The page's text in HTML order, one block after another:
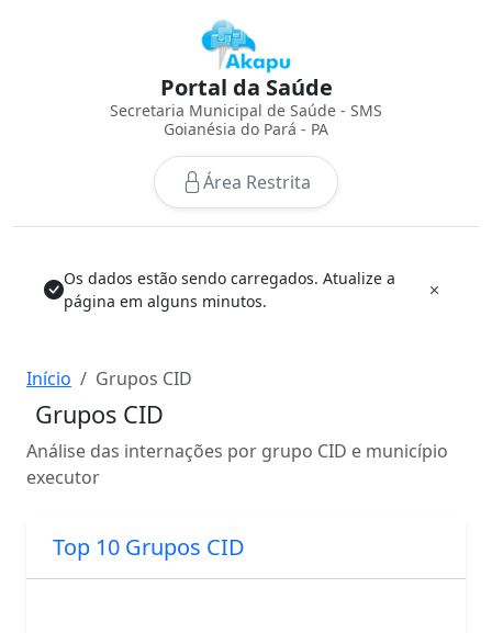
Portal da Saúde
Secretaria Municipal de Saúde - SMS
Goianésia do Pará - PA
Área Restrita
Os dados estão sendo carregados. Atualize a
página em alguns minutos.
Início Grupos CID
Grupos CID
Análise das internações por grupo CID e município
executor
Top 10 Grupos CID